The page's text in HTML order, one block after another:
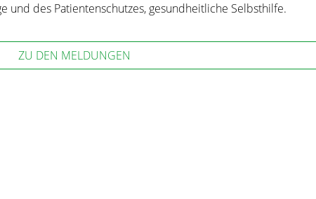
und des Patientenschutzes, gesundheitliche Selbsthilfe.
ZU DEN MELDUNGEN